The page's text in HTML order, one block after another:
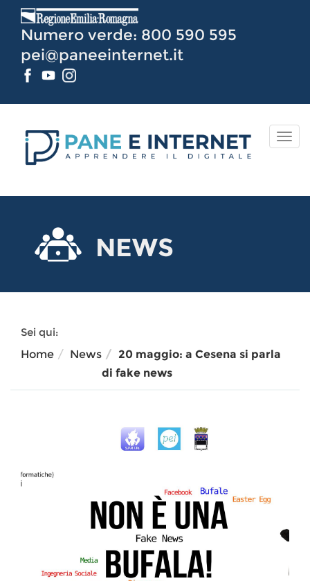
Contenuto
Numero verde: 800 590 595
pei@paneeinternet.it
NEWS
Sei qui:
Home
News
20 maggio: a Cesena si parla
di fake news